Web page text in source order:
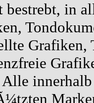
bestrebt, in
Grafiken,
innerhalb